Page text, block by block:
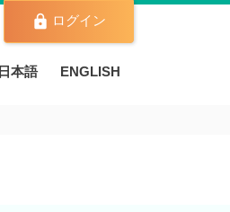
日本語 ENGLISH
ログイン